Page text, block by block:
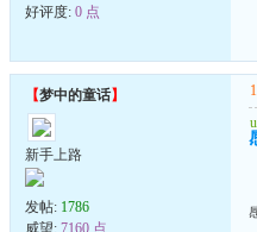
好评度: 0 点
【梦中的童话】
新手上路
发帖: 1786
威望: 7160 点
u